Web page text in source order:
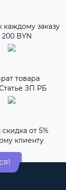
каждому заказу
200 BYN
товара
ЗП РБ
от 5%
клиенту